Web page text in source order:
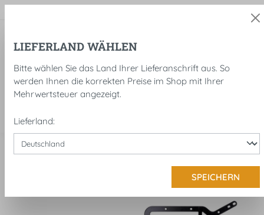
LIEFERLAND WÄHLEN
Bitte wählen Sie das Land Ihrer Lieferanschrift aus. So
werden Ihnen die korrekten Preise im Shop mit Ihrer
Mehrwertsteuer angezeigt.
Lieferland:
SPEICHERN